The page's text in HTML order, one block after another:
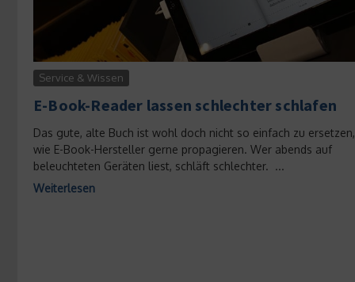
Service & Wissen
E-Book-Reader lassen schlechter schlafen
Das gute, alte Buch ist wohl doch nicht so einfach zu ersetzen,
wie E-Book-Hersteller gerne propagieren. Wer abends auf
beleuchteten Geräten liest, schläft schlechter. ...
Weiterlesen